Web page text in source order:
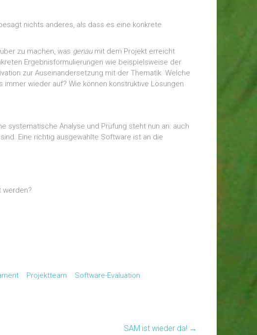
nichts anderes, als dass es eine konkrete
zu machen, was genaumit dem Projekt erreicht
Ergebnisformulierungen wie beispielsweise der
zur Auseinandersetzung mit der Thematik. Welche
wieder auf? Wie können konstruktive Lösungen
systematische Analyse und Prüfung steht nun an: auch
Eine richtig ausgewählte Software ist an die
werden?
Projektteam Software-Evaluation
SAM ist wieder da! →